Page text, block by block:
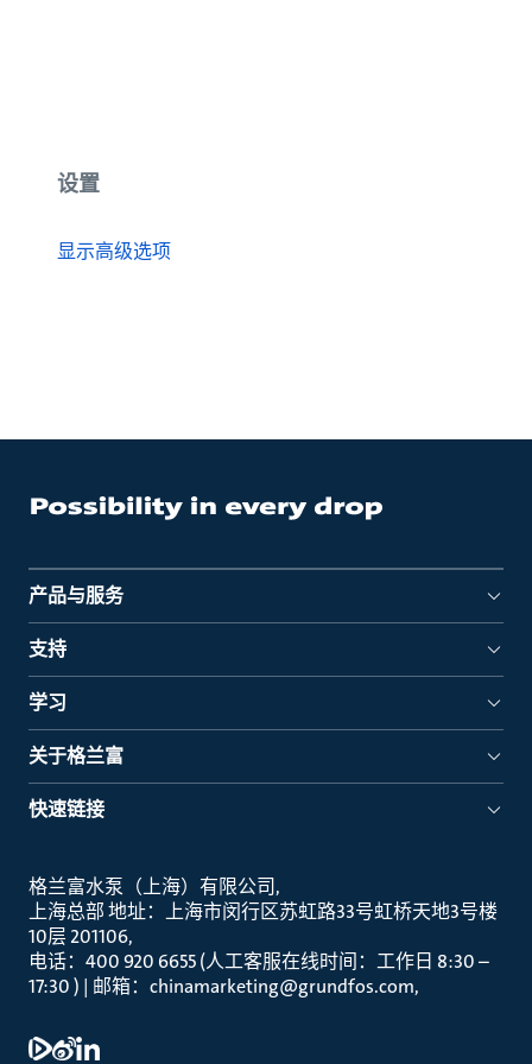
设置
显示高级选项
产品与服务
支持
学习
关于格兰富
快速链接
格兰富水泵（上海）有限公司
上海总部 地址：上海市闵行区苏虹路33号虹桥天地3号楼
10层 201106
电话：400 920 6655 (人工客服在线时间：工作日 8:30 –
17:30 ) | 邮箱：chinamarketing@grundfos.com